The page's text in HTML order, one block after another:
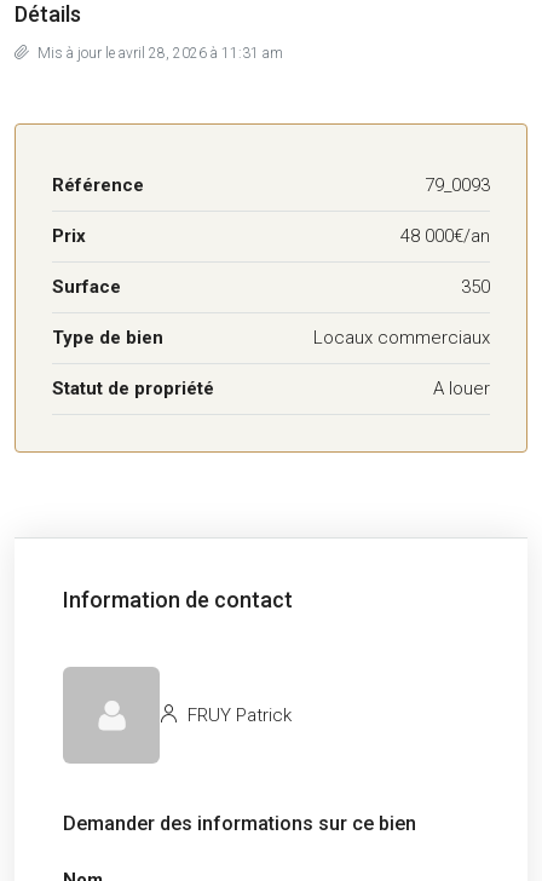
Détails
Mis à jour le avril 28, 2026 à 11:31 am
Référence 79_0093
Prix 48 000€/an
Surface 350
Type de bien Locaux commerciaux
Statut de propriété A louer
Information de contact
FRUY Patrick
Demander des informations sur ce bien